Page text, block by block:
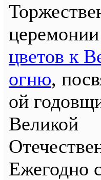
цветов к
огню,
ой
Великой
Ежегодно